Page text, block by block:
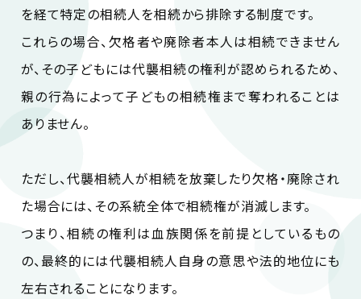
を経て特定の相続人を相続から排除する制度です。
これらの場合、欠格者や廃除者本人は相続できません
が、その子どもには代襲相続の権利が認められるため、
親の行為によって子どもの相続権まで奪われることは
ありません。
ただし、代襲相続人が相続を放棄したり欠格・廃除され
た場合には、その系統全体で相続権が消滅します。
つまり、相続の権利は血族関係を前提としているもの
の、最終的には代襲相続人自身の意思や法的地位にも
左右されることになります。